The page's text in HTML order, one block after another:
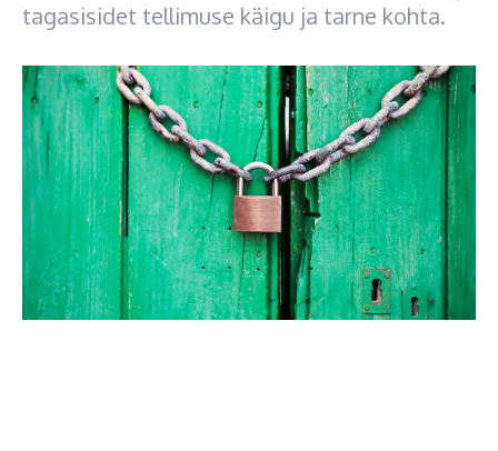
tagasisidet tellimuse käigu ja tarne kohta.